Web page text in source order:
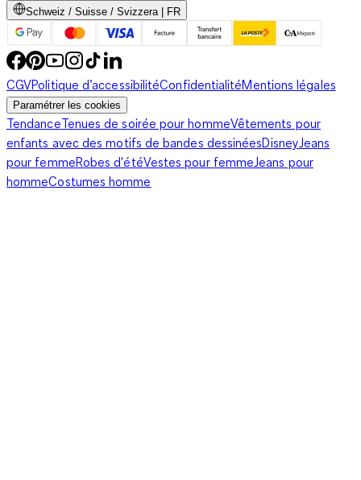
Schweiz / Suisse / Svizzera | FR
CGVPolitique d’accessibilitéConfidentialitéMentions légales
Paramétrer les cookies
TendanceTenues de soirée pour hommeVêtements pour
enfants avec des motifs de bandes dessinéesDisneyJeans
pour femmeRobes d'étéVestes pour femmeJeans pour
hommeCostumes homme